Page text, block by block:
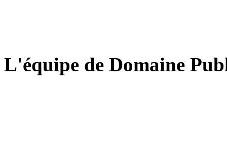
L'équipe de Domaine